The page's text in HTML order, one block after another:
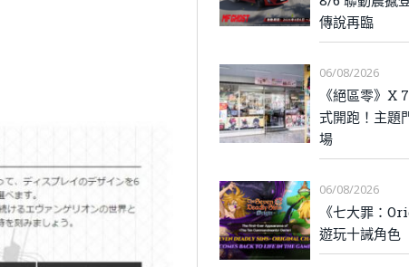
傳說再臨
06/08/2026
《絕區零》X
式開跑！主題
場
06/08/2026
《七大罪：
遊玩十誡角色